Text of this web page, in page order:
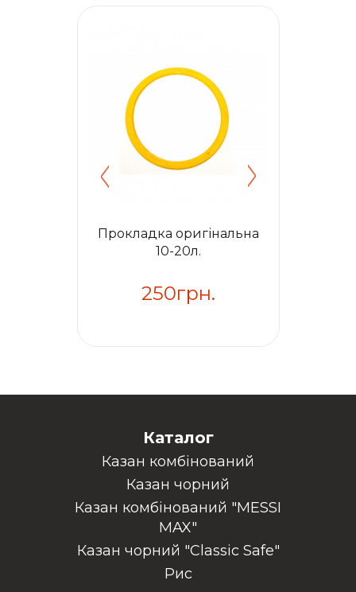
оригінальна
Прокладка силіконова 10-
Каталог
Казан комбінований
Казан чорний
Казан комбінований "MESSI
MAX"
Казан чорний "Classic Safe"
Рис